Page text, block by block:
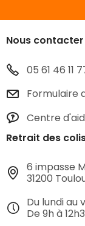
Nous contacter
05 61 46 11
Formulaire
Centre
Retrait des
6 impasse
31200
Du lundi au
De 9h à